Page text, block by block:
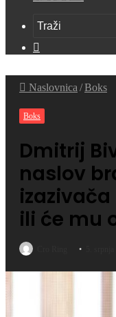
skin
Naslovnica /Boks
Boks
Dmitrij
naslov
ili će mu